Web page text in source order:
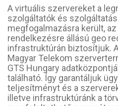
A virtuális szervereket a
szolgáltatók és
megfogalmazásra került,
rendelkezésre állású geo
infrastruktúrán biztosítjuk.
Magyar Telekom
GTS Hungary
található. Így garantáljuk
teljesítményt és a
illetve infrastruktúránk a